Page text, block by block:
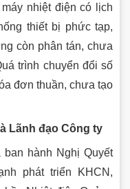
nhiệt điện có lịch
thiết bị phức tạp,
còn phân tán, chưa
trình chuyển đổi số
đơn thuần, chưa tạo
Lãnh đạo Công ty
hành Nghị Quyết
phát triển KHCN,